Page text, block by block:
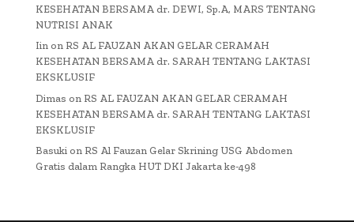
KESEHATAN BERSAMA dr. DEWI, Sp.A, MARS TENTANG
NUTRISI ANAK
Iinon RS AL FAUZAN AKAN GELAR CERAMAH
KESEHATAN BERSAMA dr. SARAH TENTANG LAKTASI
EKSKLUSIF
Dimas on RS AL FAUZAN AKAN GELAR CERAMAH
KESEHATAN BERSAMA dr. SARAH TENTANG LAKTASI
EKSKLUSIF
Basukion RS Al Fauzan Gelar Skrining USG Abdomen
Gratis dalam Rangka HUT DKI Jakarta ke-498